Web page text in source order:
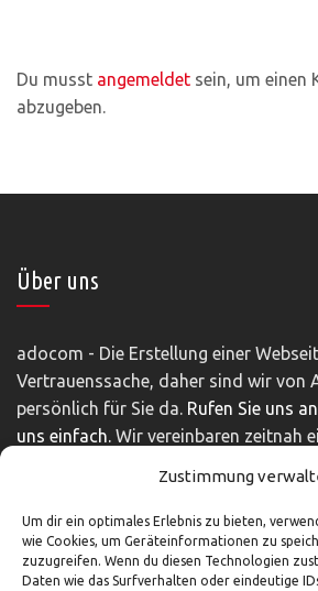
Zustimmung
Um dir ein optimales Erlebnis zu bieten,
wie Cookies, um Geräteinformationen zu
zuzugreifen. Wenn du diesen Technologien
Daten wie das Surfverhalten oder eindeutige
Du musst angemeldet sein, um einen
abzugeben.
Über uns
adocom - Die Erstellung einer
Vertrauenssache, daher sind wir von
persönlich für Sie da. Rufen Sie uns
uns einfach. Wir vereinbaren zeitnah
Impressum|Disclaimer |Datenschutz